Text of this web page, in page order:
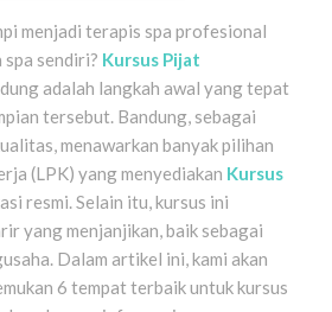
menjadi terapis spa profesional
spa sendiri? Kursus Pijat
adalah langkah awal yang tepat
tersebut. Bandung, sebagai
menawarkan banyak pilihan
(LPK) yang menyediakan Kursus
resmi. Selain itu, kursus ini
yang menjanjikan, baik sebagai
Dalam artikel ini, kami akan
6 tempat terbaik untuk kursus